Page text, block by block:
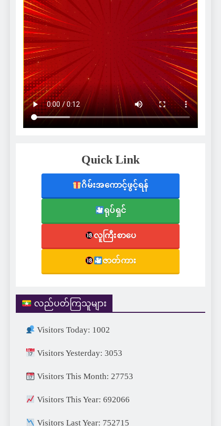
Quick Link
ဂိမ်းအကောင့်ဖွင့်ရန်
ရုပ်ရှင်
လူကြီးစာပေ
ဇာတ်ကား
လည်ပတ်ကြသူများ
Visitors Today: 1002
Visitors Yesterday: 3053
Visitors This Month: 27753
Visitors This Year: 692066
Visitors Last Year: 752715